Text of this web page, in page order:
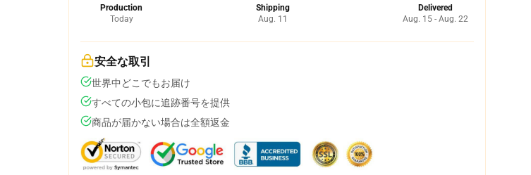
Production
Today
Shipping
Aug. 11
Delivered
Aug. 15 - Aug. 22
安全な取引
世界中どこでもお届け
すべての小包に追跡番号を提供
商品が届かない場合は全額返金